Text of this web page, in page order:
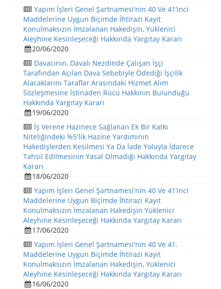
Yapım İşleri Genel Şartnamesi'nin 40 Ve 41’inci
Maddelerine Uygun Biçimde İhtirazi Kayıt
Konulmaksızın İmzalanan Hakedişin, Yüklenici
Aleyhine Kesinleşeceği Hakkında Yargıtay Kararı
20/06/2020
Davacının, Davalı Nezdinde Çalışan İşçi
Tarafından Açılan Dava Sebebiyle Ödediği İşçilik
Alacaklarını Taraflar Arasındaki Hizmet Alım
Sözleşmesine İstinaden Rücu Hakkının Bulunduğu
Hakkında Yargıtay Kararı
19/06/2020
İş Verene Hazinece Sağlanan Ek Bir Katkı
Niteliğindeki %5'lik Hazine Yardımının
Hakedişlerden Kesilmesi Ya Da İade Yoluyla İdarece
Tahsil Edilmesinin Yasal Olmadığı Hakkında Yargıtay
Kararı
18/06/2020
Yapım İşleri Genel Şartnamesi'nin 40 Ve 41’inci
Maddelerine Uygun Biçimde İhtirazi Kayıt
Konulmaksızın İmzalanan Hakedişin Yüklenici
Aleyhine Kesinleşeceği Hakkında Yargıtay Kararı
17/06/2020
Yapım İşleri Genel Şartnamesi'nin 40 Ve 41.
Maddelerine Uygun Biçimde İhtirazi Kayıt
Konulmaksızın İmzalanan Hakedişin, Yüklenici
Aleyhine Kesinleşeceği Hakkında Yargıtay Kararı
16/06/2020